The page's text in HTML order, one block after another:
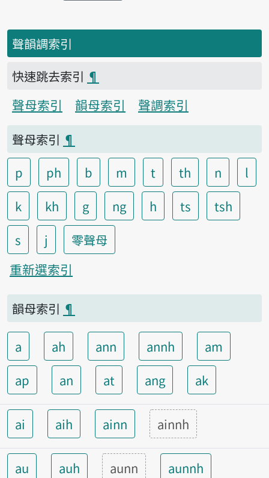
聲韻調索引
快速跳去索引 ¶
聲母索引
韻母索引
聲調索引
聲母索引 ¶
p
ph b m t th n
l
k
kh g ng h ts
tsh
s
j
零聲母
重新選索引
韻母索引 ¶
a ah ann annh
am
ap
an at ang ak
ai aih ainn ainnh
au auh aunn aunnh